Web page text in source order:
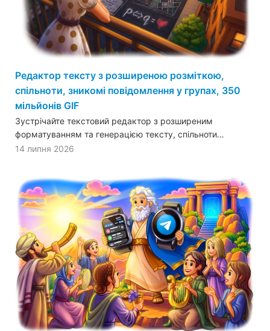
Редактор тексту з розширеною розміткою,
спільноти, зникомі повідомлення у групах, 350
мільйонів GIF
Зустрічайте текстовий редактор з розширеним
форматуванням та генерацією тексту, спільноти…
14 липня 2026